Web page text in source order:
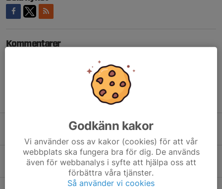
Kommentarer
Avslutning av skridskokul
Nu kör vi igång skridskokul igen
5 jan 2023 0
Godkänn kakor
Vi använder oss av kakor (cookies) för att vår
webbplats ska fungera bra för dig. De används
även för webbanalys i syfte att hjälpa oss att
förbättra våra tjänster.
Så använder vi cookies